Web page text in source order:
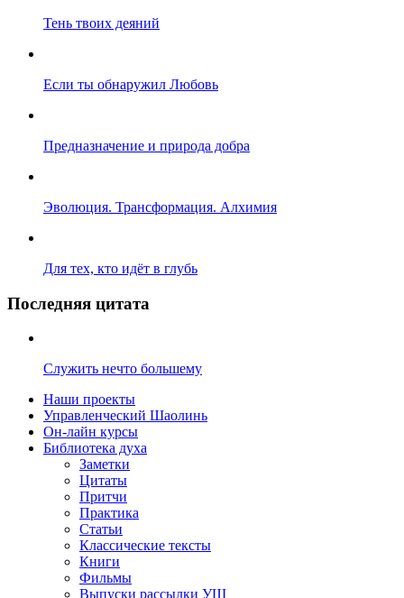
Тень твоих деяний
Если ты обнаружил Любовь
Предназначение и природа добра
Эволюция. Трансформация. Алхимия
Для тех, кто идёт в глубь
Последняя цитата
Служить нечто большему
Наши проекты
Управленческий Шаолинь
Он-лайн курсы
Библиотека духа
Заметки
Цитаты
Притчи
Практика
Статьи
Классические тексты
Книги
Фильмы
Выпуски рассылки УШ